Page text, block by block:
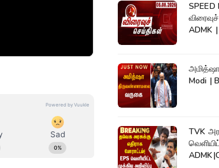
ADMK
TVK